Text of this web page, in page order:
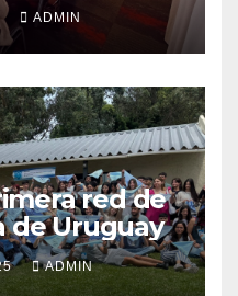
ADMIN
red de
de Uruguay
ADMIN